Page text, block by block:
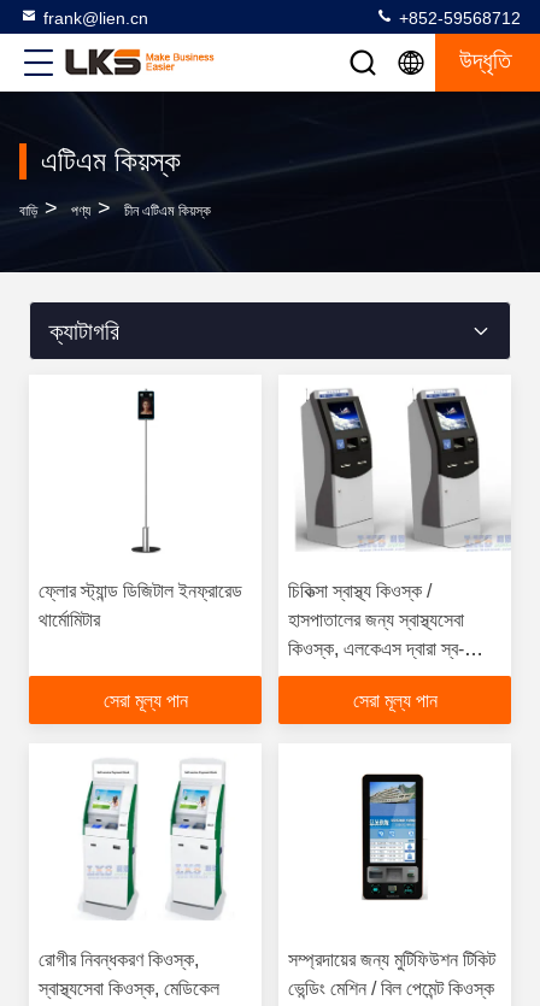
frank@lien.cn +852-59568712
উদ্ধৃতি
এটিএম কিয়স্ক
বাড়ি > পণ্য > চীন এটিএম কিয়স্ক
ক্যাটাগরি
ফ্লোর স্ট্যান্ড ডিজিটাল ইনফ্রারেড
থার্মোমিটার
সেরা মূল্য পান
চিকিত্সা স্বাস্থ্য কিওস্ক /
হাসপাতালের জন্য স্বাস্থ্যসেবা
কিওস্ক, এলকেএস দ্বারা স্ব-
পরিষেবা কিওস্ক
সেরা মূল্য পান
রোগীর নিবন্ধকরণ কিওস্ক,
স্বাস্থ্যসেবা কিওস্ক, মেডিকেল
সম্প্রদায়ের জন্য মুটিফিউশন টিকিট
ভেন্ডিং মেশিন / বিল পেমেন্ট কিওস্ক